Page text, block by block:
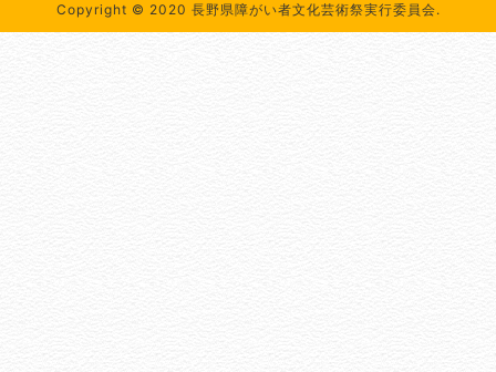
Copyright © 2020 長野県障がい者文化芸術祭実行委員会.